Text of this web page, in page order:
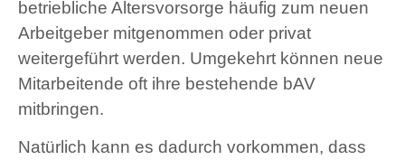
betriebliche Altersvorsorge häufig zum neuen
Arbeitgeber mitgenommen oder privat
weitergeführt werden. Umgekehrt können neue
Mitarbeitende oft ihre bestehende bAV
mitbringen.
Natürlich kann es dadurch vorkommen, dass